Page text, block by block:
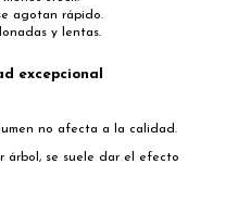
agotan rápido.
y lentas.
excepcional
no afecta a la calidad.
árbol, se suele dar el efecto